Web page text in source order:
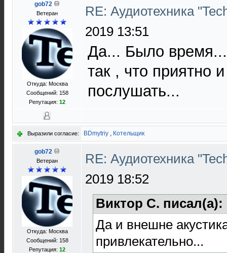
gob72
Ветеран
Откуда: Москва
Сообщений: 158
Репутация: 12
RE: Аудиотехника
2019 13:51
Да... Было
так , что приятно
послушать...
Выразили согласие: BDmytriy , Котельщик
gob72
Ветеран
Откуда: Москва
Сообщений: 158
Репутация: 12
RE: Аудиотехника
2019 18:52
Виктор С. писал(а):
Да и внешне
привлекательно...